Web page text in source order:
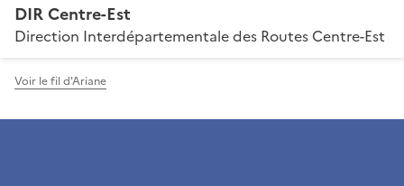
DIR Centre-Est
Direction Interdépartementale des Routes Centre-Est
Voir le fil d'Ariane